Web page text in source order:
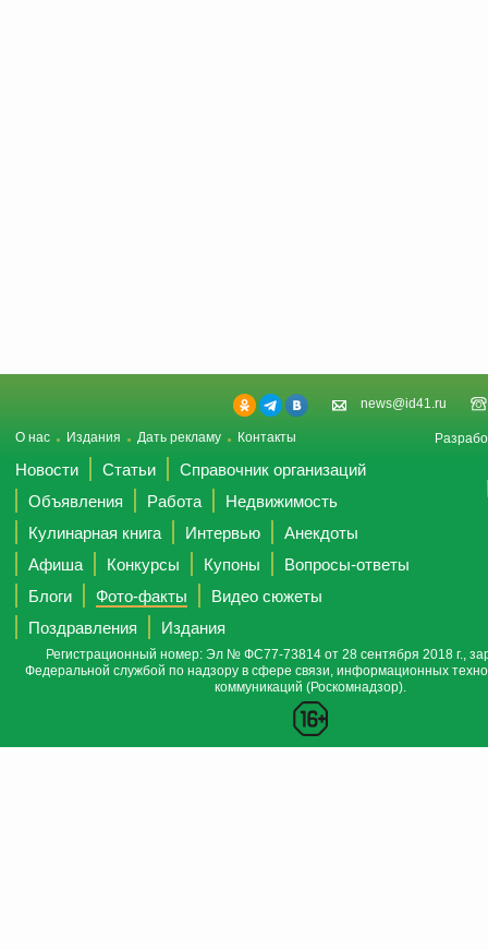
news@id41.ru
О нас Издания Дать рекламу Контакты
Новости Статьи
Справочник организаций
Объявления
Работа
Недвижимость
Кулинарная книга
Интервью
Анекдоты
Афиша
Конкурсы Купоны
Вопросы-ответы
Блоги
Фото-факты
Видео сюжеты
Поздравления
Издания
Регистрационный номер: Эл № ФС77-73814 от 28 сентября 2018 г.,
Федеральной службой по надзору в сфере связи, информационных
коммуникаций (Роскомнадзор).